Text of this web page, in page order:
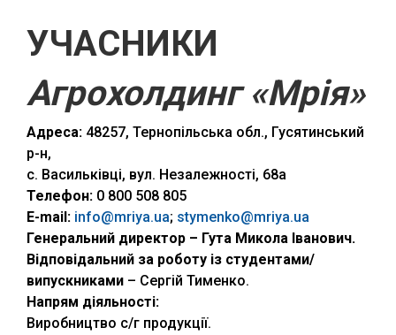
УЧАСНИКИ
Агрохолдинг «Мрія»
Адреса: 48257, Тернопільська обл., Гусятинський
р-н,
с. Васильківці, вул. Незалежності, 68а
Телефон: 0 800 508 805
E-mail : info@mriya.ua; stymenko@mriya.ua
Генеральний директор – Гута Микола Іванович.
Відповідальний за роботу із студентами/
випускниками – Сергій Тименко.
Напрям діяльності:
Виробництво с/г продукції.